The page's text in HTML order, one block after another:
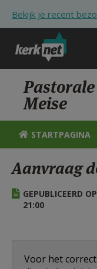
Bekijk je recent
KERK
ZOEKEN
HULP
MIJN
Meise
STARTPAGINA
Aanvraag
GEPUBLICEERD
21:00
Voor het